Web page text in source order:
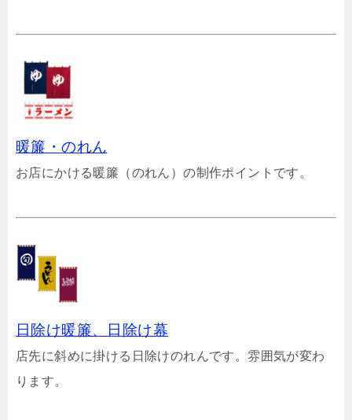
暖簾・のれん
お店にかける暖簾（のれん）の制作ポイントです。
日除け暖簾、日除け幕
店先に斜めに掛ける日除けのれんです。雰囲気が変わ
ります。